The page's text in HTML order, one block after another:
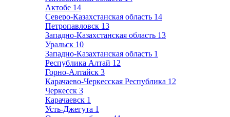
Актобе 14
Северо-Казахстанская область 14
Петропавловск 13
Западно-Казахстанская область 13
Уральск 10
Западно-Казахтанская область 1
Республика Алтай 12
Горно-Алтайск 3
Карачаево-Черкесская Республика 12
Черкесск 3
Карачаевск 1
Усть-Джегута 1